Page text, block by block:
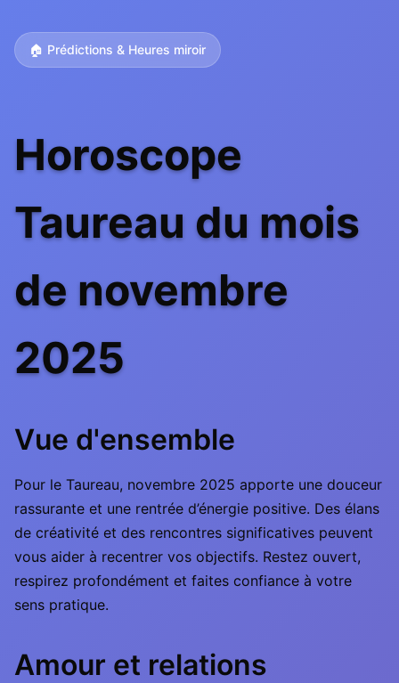
🏠 Prédictions & Heures miroir
Horoscope
Taureau du mois
de novembre
2025
Vue d'ensemble
Pour le Taureau, novembre 2025 apporte une douceur
rassurante et une rentrée d’énergie positive. Des élans
de créativité et des rencontres significatives peuvent
vous aider à recentrer vos objectifs. Restez ouvert,
respirez profondément et faites confiance à votre
sens pratique.
Amour et relations